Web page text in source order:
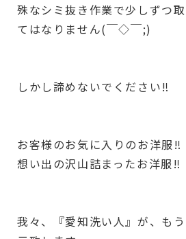
殊なシミ抜き作業で少しずつ
てはなりません(￣◇￣;)
しかし諦めないでください‼︎
お客様のお気に入りのお洋服‼︎
想い出の沢山詰まったお洋服‼︎
我々、『愛知洗い人』が、も